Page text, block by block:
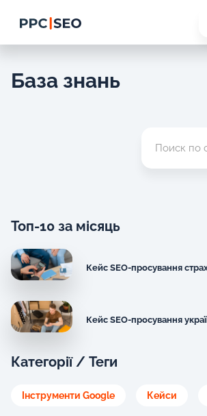
База знань
Топ-10 за місяць
Кейс SEO-просування
Кейс SEO-просування
Категорії / Теги
Інструменти Google Кейси